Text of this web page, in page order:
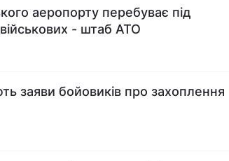
аеропорту перебуває під
- штаб АТО
заяви бойовиків про захоплення